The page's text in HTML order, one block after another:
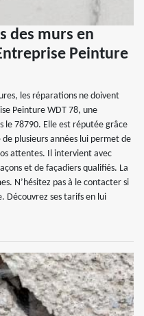
des murs en
Peinture
les réparations ne doivent
Peinture WDT 78, une
le 78790. Elle est réputée grâce
plusieurs années lui permet de
attentes. Il intervient avec
et de façadiers qualifiés. La
N’hésitez pas à le contacter si
Découvrez ses tarifs en lui